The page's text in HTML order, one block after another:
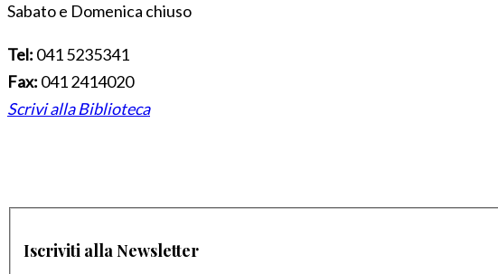
Sabato e Domenica chiuso
Tel: 041 5235341
Fax: 041 2414020
Scrivi alla Biblioteca
Iscriviti alla Newsletter